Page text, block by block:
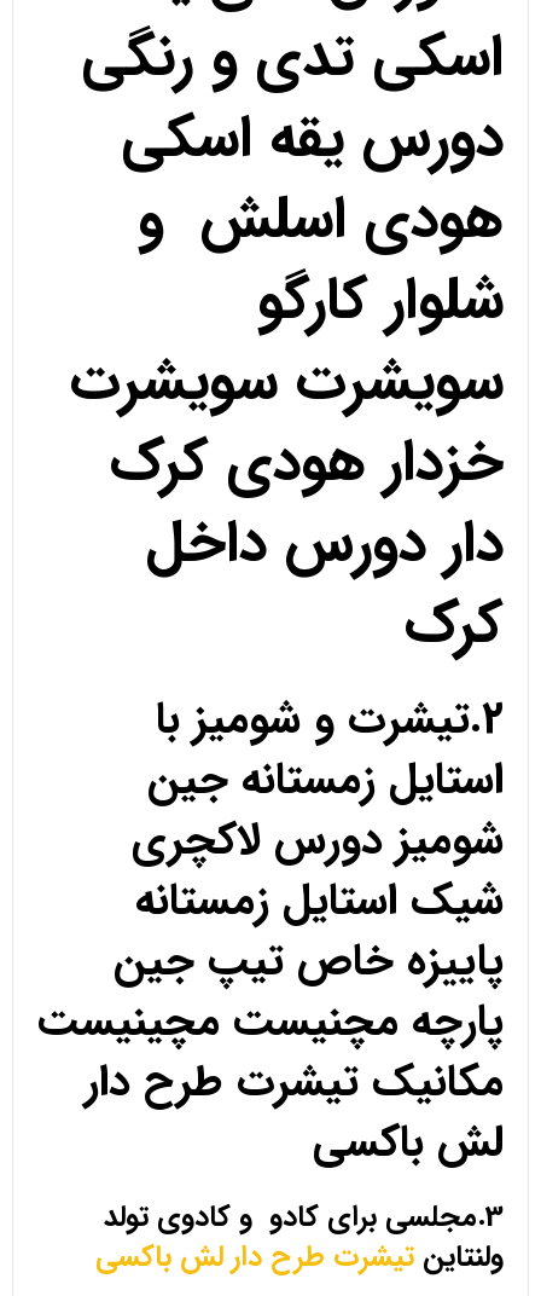
اسکی تدی و رنگی
دورس یقه اسکی
هودی اسلش و
شلوار کارگو
سویشرت سویشرت
خزدار هودی کرک
دار دورس داخل
کرک
2.تیشرت و شومیز با
استایل زمستانه جین
شومیز دورس لاکچری
شیک استایل زمستانه
پاییزه خاص تیپ جین
پارچه مچنیست مچینیست
مکانیک تیشرت طرح دار
لش باکسی
3.مجلسی برای کادو و کادوی تولد
ولنتاین تیشرت طرح دار لش باکسی